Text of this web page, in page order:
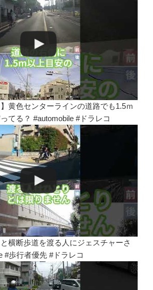
】黄色センターラインの道路でも1.5ｍ
てる？ #automobile #ドラレコ
と横断歩道を渡る人にジェスチャーさ
#歩行者優先 #ドラレコ